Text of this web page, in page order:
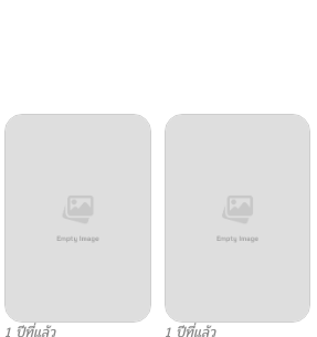
1 ปีที่แล้ว 1 ปีที่แล้ว